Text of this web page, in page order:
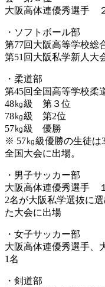
大阪高体連優秀選手
・ソフトボール部
第77回大阪高等学校
第51回大阪私学新人
・柔道部
第45回全国高等学校
48㎏級 第３位
78㎏級 第2位
57㎏級 優勝
※ 57㎏級優勝の生徒は
全国大会に出場。
・男子サッカー部
大阪高体連優秀選手
2名が大阪私学選抜に
た大会に出場
・女子サッカー部
大阪高体連優秀選手、
1名
・剣道部